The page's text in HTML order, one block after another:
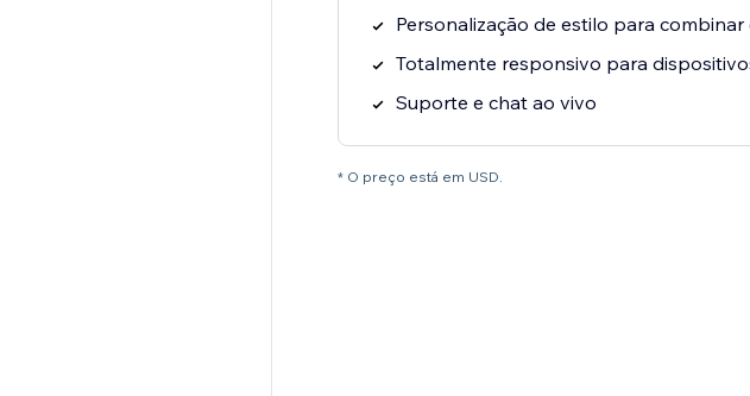
Personalização de estilo para combinar
Totalmente responsivo para
Suporte e chat ao vivo
* O preço está em USD.